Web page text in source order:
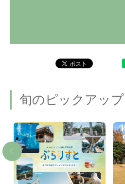
旬のピックアップ